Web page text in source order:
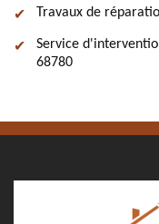
Travaux de
Service
68780